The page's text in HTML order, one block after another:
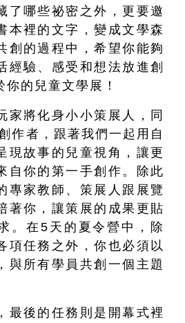
了哪些祕密之外，更要邀
本裡的文字，變成文學森
創的過程中，希望你能夠
經驗、感受和想法放進創
的兒童文學展！
家將化身小小策展人，同
作者，跟著我們一起用自
現故事的兒童視角，讓更
自你的第一手創作。除此
專家教師、策展人跟展覽
著你，讓策展的成果更貼
。在5天的夏令營中，除
項任務之外，你也必須以
與所有學員共創一個主題
最後的任務則是開幕式裡